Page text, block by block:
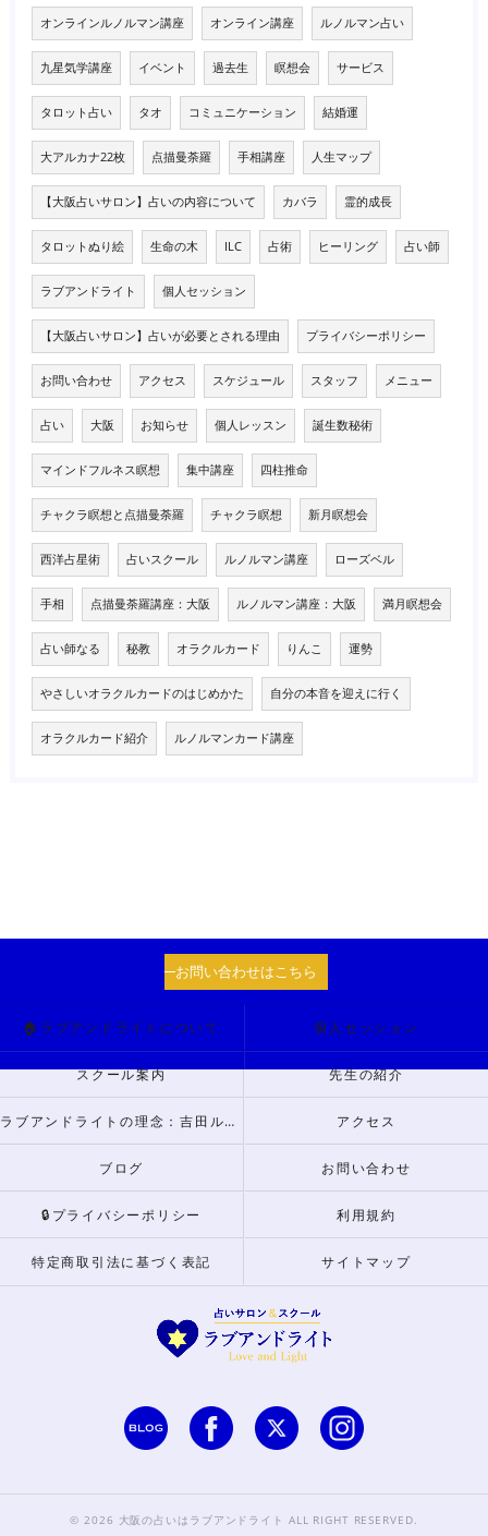
オンラインルノルマン講座 オンライン講座 ルノルマン占い
九星気学講座 イベント 過去生 瞑想会 サービス
タロット占い タオ コミュニケーション 結婚運
大アルカナ22枚 点描曼荼羅 手相講座 人生マップ
【大阪占いサロン】占いの内容について カバラ 霊的成長
タロットぬり絵 生命の木 ILC 占術 ヒーリング 占い師
ラブアンドライト 個人セッション
【大阪占いサロン】占いが必要とされる理由 プライバシーポリシー
お問い合わせ アクセス スケジュール スタッフ メニュー
占い 大阪 お知らせ 個人レッスン 誕生数秘術
マインドフルネス瞑想 集中講座 四柱推命
チャクラ瞑想と点描曼荼羅 チャクラ瞑想 新月瞑想会
西洋占星術 占いスクール ルノルマン講座 ローズベル
手相 点描曼荼羅講座：大阪 ルノルマン講座：大阪 満月瞑想会
占い師なる 秘教 オラクルカード りんこ 運勢
やさしいオラクルカードのはじめかた 自分の本音を迎えに行く
オラクルカード紹介 ルノルマンカード講座
お問い合わせはこちら
🏠ラブアンドライトについて 個人セッション
スクール案内 先生の紹介
ラブアンドライトの理念：吉田ルナからのメッセージ アクセス
ブログ お問い合わせ
🔒プライバシーポリシー 利用規約
特定商取引法に基づく表記 サイトマップ
© 2026 大阪の占いはラブアンドライト ALL RIGHT RESERVED.